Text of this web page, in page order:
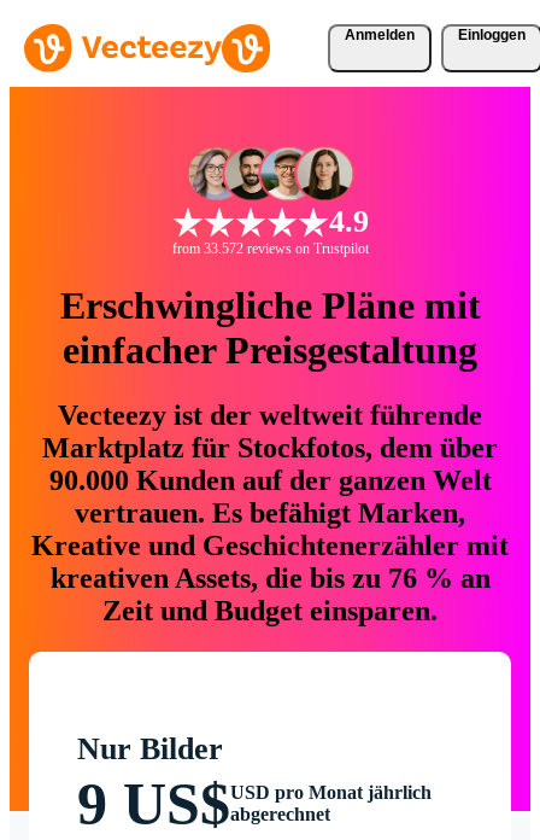
Anmelden Einloggen
4.9
from 33.572 reviews on Trustpilot
Erschwingliche Pläne mit
einfacher Preisgestaltung
Vecteezy ist der weltweit führende
Marktplatz für Stockfotos, dem über
90.000 Kunden auf der ganzen Welt
vertrauen. Es befähigt Marken,
Kreative und Geschichtenerzähler mit
kreativen Assets, die bis zu 76 % an
Zeit und Budget einsparen.
Nur Bilder
9 US$USD pro Monat jährlich
abgerechnet